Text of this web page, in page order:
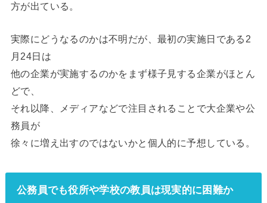
方が出ている。
実際にどうなるのかは不明だが、最初の実施日である2
月24日は
他の企業が実施するのかをまず様子見する企業がほとん
どで、
それ以降、メディアなどで注目されることで大企業や公
務員が
徐々に増え出すのではないかと個人的に予想している。
公務員でも役所や学校の教員は現実的に困難か